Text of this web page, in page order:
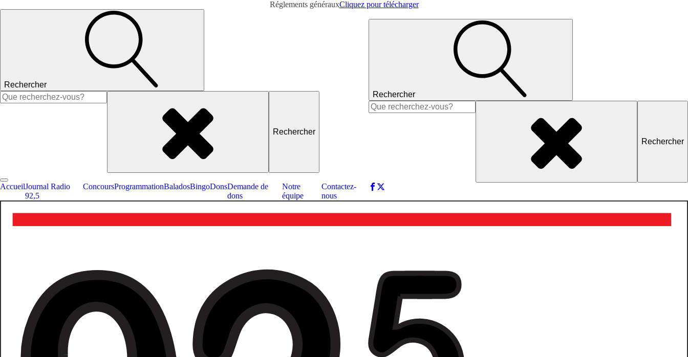
Réglements générauxCliquez pour télécharger
Rechercher
Rechercher :
AccueilJournal Radio
92,5
ConcoursProgrammationBaladosBingoDonsDemande de
dons
Notre
équipe
Contactez-
nous
Rechercher
Rechercher :